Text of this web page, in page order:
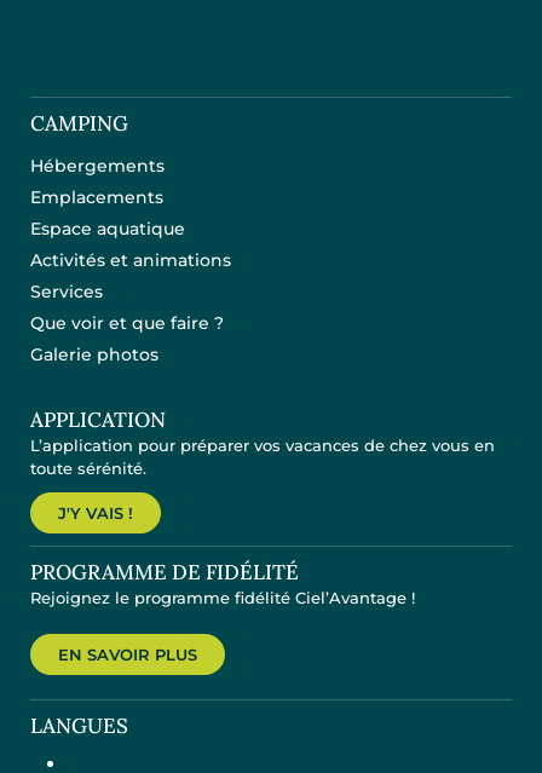
CAMPING
Hébergements
Emplacements
Espace aquatique
Activités et animations
Services
Que voir et que faire ?
Galerie photos
APPLICATION
L’application pour préparer vos vacances de chez vous en
toute sérénité.
J'Y VAIS !
PROGRAMME DE FIDÉLITÉ
Rejoignez le programme fidélité Ciel’Avantage !
EN SAVOIR PLUS
LANGUES